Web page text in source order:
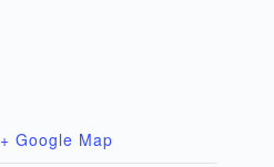
+ Google Map